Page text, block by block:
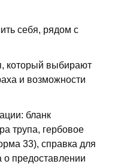
себя, рядом с
который выбирают
и возможности
бланк
трупа, гербовое
33), справка для
предоставлении